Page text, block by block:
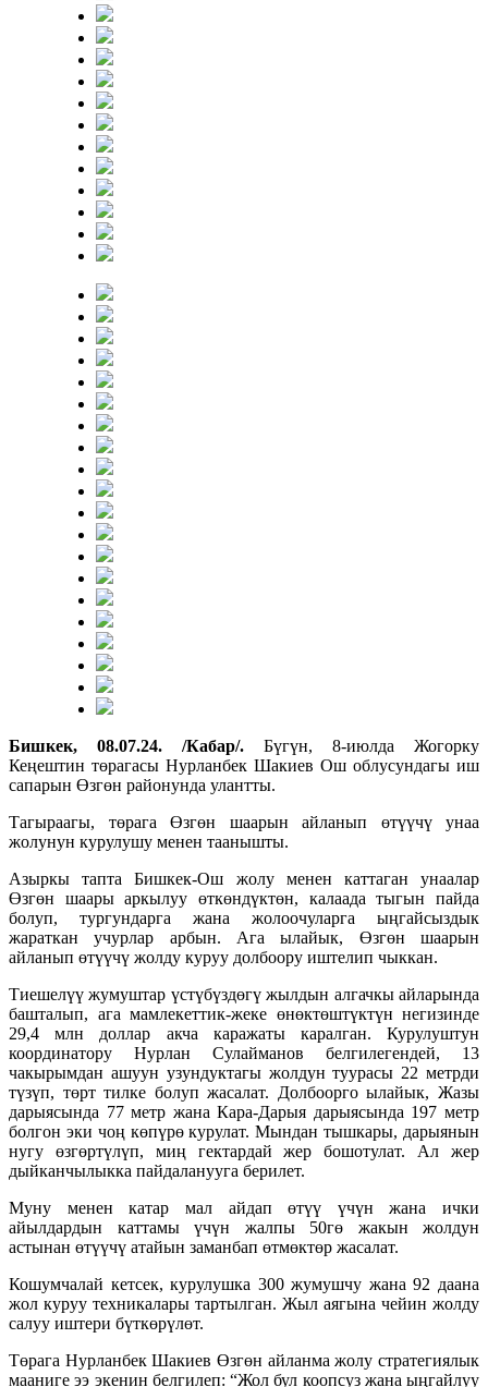
Бишкек, 08.07.24. /Кабар/. Бүгүн, 8-июлда Жогорку
Кеңештин төрагасы Нурланбек Шакиев Ош облусундагы иш
сапарын Өзгөн районунда улантты.
Тагыраагы, төрага Өзгөн шаарын айланып өтүүчү унаа
жолунун курулушу менен таанышты.
Азыркы тапта Бишкек-Ош жолу менен каттаган унаалар
Өзгөн шаары аркылуу өткөндүктөн, калаада тыгын пайда
болуп, тургундарга жана жолоочуларга ыңгайсыздык
жараткан учурлар арбын. Ага ылайык, Өзгөн шаарын
айланып өтүүчү жолду куруу долбоору иштелип чыккан.
Тиешелүү жумуштар үстүбүздөгү жылдын алгачкы айларында
башталып, ага мамлекеттик-жеке өнөктөштүктүн негизинде
29,4 млн доллар акча каражаты каралган. Курулуштун
координатору Нурлан Сулайманов белгилегендей, 13
чакырымдан ашуун узундуктагы жолдун туурасы 22 метрди
түзүп, төрт тилке болуп жасалат. Долбоорго ылайык, Жазы
дарыясында 77 метр жана Кара-Дарыя дарыясында 197 метр
болгон эки чоң көпүрө курулат. Мындан тышкары, дарыянын
нугу өзгөртүлүп, миң гектардай жер бошотулат. Ал жер
дыйканчылыкка пайдаланууга берилет.
Муну менен катар мал айдап өтүү үчүн жана ички
айылдардын каттамы үчүн жалпы 50гө жакын жолдун
астынан өтүүчү атайын заманбап өтмөктөр жасалат.
Кошумчалай кетсек, курулушка 300 жумушчу жана 92 даана
жол куруу техникалары тартылган. Жыл аягына чейин жолду
салуу иштери бүткөрүлөт.
Төрага Нурланбек Шакиев Өзгөн айланма жолу стратегиялык
мааниге ээ экенин белгилеп: “Жол бул коопсуз жана ыңгайлуу